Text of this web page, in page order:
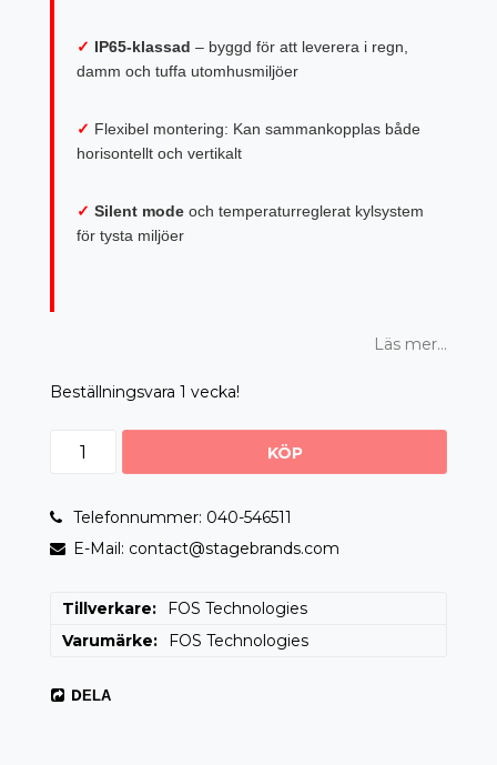
✓ IP65-klassad – byggd för att leverera i regn,
damm och tuffa utomhusmiljöer
✓ Flexibel montering: Kan sammankopplas både
horisontellt och vertikalt
✓ Silent mode och temperaturreglerat kylsystem
för tysta miljöer
Läs mer...
Beställningsvara 1 vecka!
KÖP
Telefonnummer: 040-546511
E-Mail: contact@stagebrands.com
Tillverkare
FOS Technologies
Varumärke
FOS Technologies
DELA